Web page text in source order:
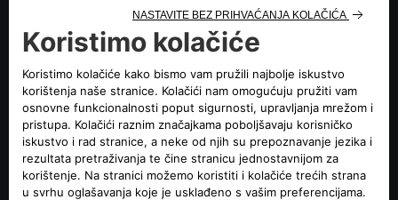
Alfa Romeo iza sebe ima izvanredan niz uspjeha: doista,
Giulia je sedmi put zaredom zauzela prvo mjesto među
"medium-sized sedans” (srednje velike limuzine). Da ne
spominjemo Stelvio, sa svojim šestim trijumfom kao "Large
SUV/Off-Road” (Veliki SUV/Off-Road), niti Tonale i drugi put
kada je pobijedio svoje konkurente u kategoriji "Compact
SUV/Off-Road” (Kompaktni SUV/Off-Road). Uostalom, od
lansiranja na švicarsko tržište, modeli Giulia, Stelvio i Tonale
zauzimaju prva mjesta u svojim kategorijama na godišnjoj